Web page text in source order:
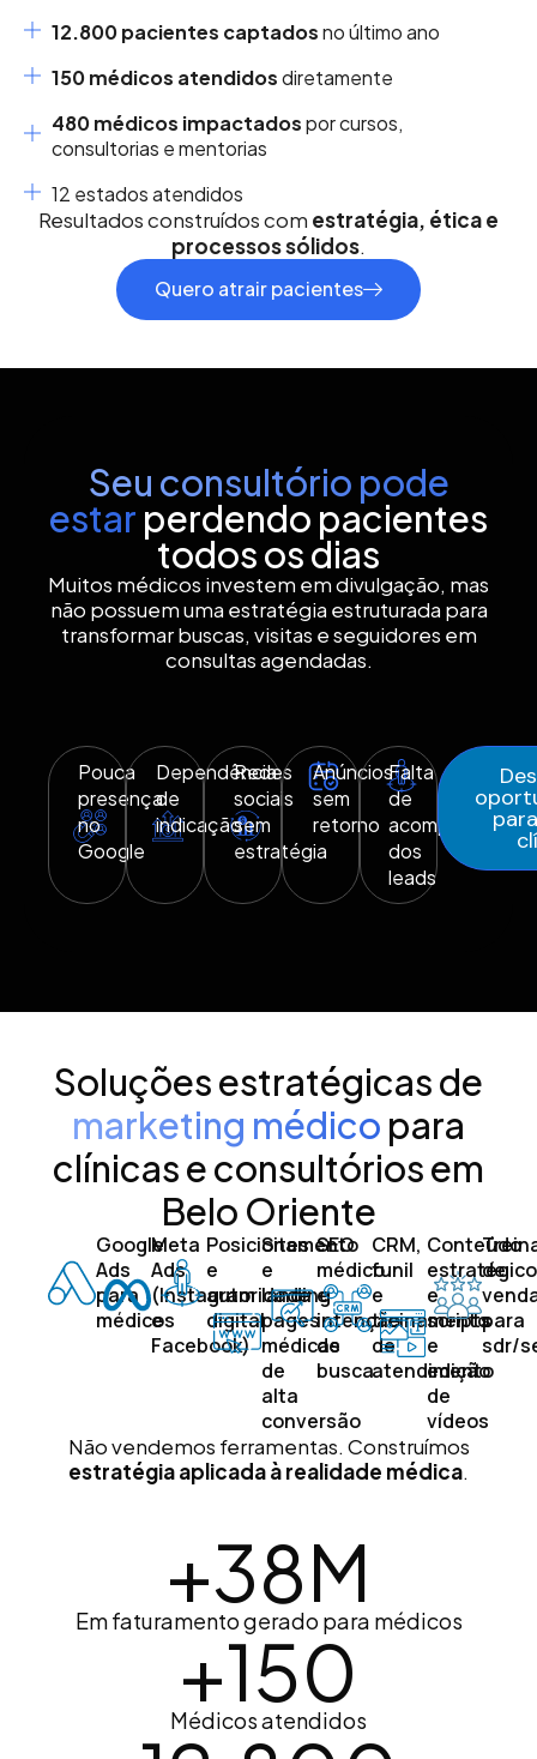
12.800 pacientes captadosno último ano
150 médicos atendidosdiretamente
480 médicos impactadospor cursos,
consultorias e mentorias
12 estados atendidos
Resultados construídos com estratégia, ética e
processos sólidos.
Quero atrair pacientes
Seu consultório pode
estar perdendo pacientes
todos os dias
Muitos médicos investem em divulgação, mas
não possuem uma estratégia estruturada para
transformar buscas, visitas e seguidores em
consultas agendadas.
Pouca
presença
no
Google
Dependência
de
indicação
Redes
sociais
sem
estratégia
Anúncios
sem
retorno
Falta
de
dos
leads
Soluções estratégicas de
marketing médico para
clínicas e consultórios em
Belo Oriente
Google
Ads
para
médicos
Meta
Ads
(Instagram
e
Facebook)
Posicionamento
e
autoridade
digital
Sites
e
landing
pages
médicas
de
alta
conversão
SEO
médico
e
intenção
de
busca
CRM,
funil
e
treinamento
de
atendimento
Conteúdo
estratégico
e
scripts
e
edição
de
vídeos
de
para
sdr/
Não vendemos ferramentas. Construímos
estratégia aplicada à realidade médica.
Em faturamento gerado para médicos
+38M
Médicos atendidos
+150